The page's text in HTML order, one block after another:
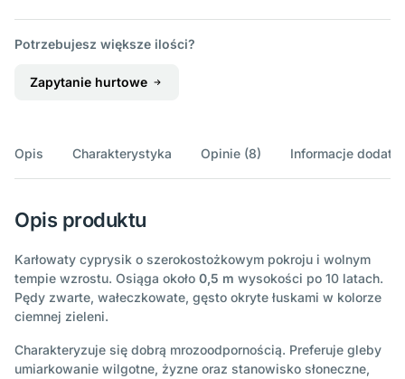
Potrzebujesz większe ilości?
Zapytanie hurtowe
Opis Charakterystyka Opinie (8) Informacje
Opis produktu
Karłowaty cyprysik o szerokostożkowym pokroju i wolnym
tempie wzrostu. Osiąga około 0,5 m wysokości po 10 latach.
Pędy zwarte, wałeczkowate, gęsto okryte łuskami w kolorze
ciemnej zieleni.
Charakteryzuje się dobrą mrozoodpornością. Preferuje gleby
umiarkowanie wilgotne, żyzne oraz stanowisko słoneczne,